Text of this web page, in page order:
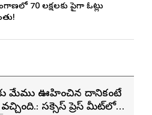
70 లక్షలకు పైగా ఓట్లు
మేము ఊహించిన దానికంటే
సక్సెస్ ప్రెస్ మీట్‌లో